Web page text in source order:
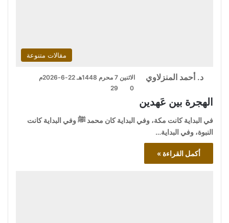
مقالات متنوعة
د. أحمد المنزلاوي
الاثنين 7 محرم 1448هـ 22-6-2026م
0
29
الهجرة بين عَهدين
في البداية كانت مكة، وفي البداية كان محمد ﷺ وفي البداية كانت
النبوة، وفي البداية…
أكمل القراءة »